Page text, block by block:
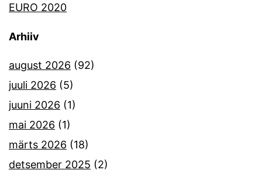
EURO 2020
Arhiiv
august 2026 (92)
juuli 2026 (5)
juuni 2026 (1)
mai 2026 (1)
märts 2026 (18)
detsember 2025 (2)